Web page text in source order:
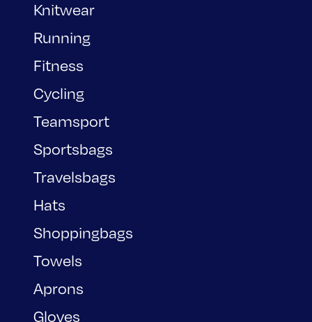
Knitwear
Running
Fitness
Cycling
Teamsport
Sportsbags
Travelsbags
Hats
Shoppingbags
Towels
Aprons
Gloves